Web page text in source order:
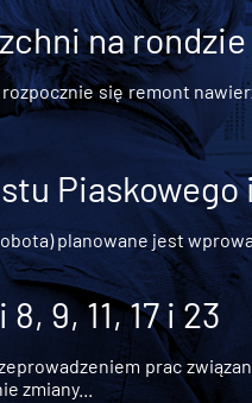
na rondzie
się remont
planowane jest
9, 11, 17 i 23
prac
zmiany...